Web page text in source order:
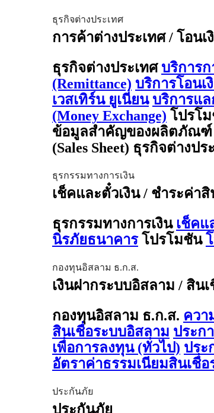
ธุรกิจต่างประเทศ
การค้าต่างประเทศ / โอนเ
ธุรกิจต่างประเทศ บริการ
(Remittance) บริการโอนเ
เวสเทิร์น ยูเนี่ยน บริการแล
(Money Exchange) โปรโ
ข้อมูลสำคัญของผลิตภัณฑ์
(Sales Sheet) ธุรกิจต่างปร
ธุรกรรมทางการเงิน
เช็คและตั๋วเงิน / ชำระค่า
ธุรกรรมทางการเงิน เช็คแ
นิรภัยธนาคาร โปรโมชัน
กองทุนอิสลาม ธ.ก.ส.
เงินฝากระบบอิสลาม / สิน
กองทุนอิสลาม ธ.ก.ส. ควา
สินเชื่อระบบอิสลาม ประก
เพื่อการลงทุน (ทั่วไป) ประ
อัตราค่าธรรมเนียมสินเชื่
ประกันภัย
ประกันภัย